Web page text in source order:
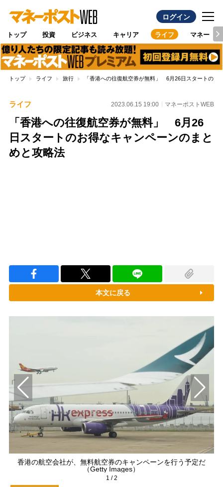
ログイン
トップ 投資 ビジネス キャリア ライフ マネー
トップ ライフ 旅行 「香港への往復航空券が無料」 6月26日スタートのお
ライフ 2023.06.15 19:00 マネーポストWEB
「香港への往復航空券が無料」 6月26
日スタートのお得なキャンペーンのまと
めと攻略法
本文に戻る
香港の航空会社が、無料航空券のキャンペーンを行う予定だ
（Getty Images）
1 /2